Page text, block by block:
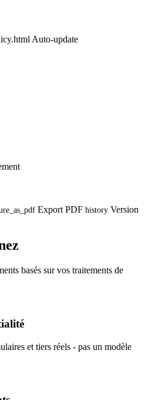
Auto-update
Export PDF history Version
basés sur vos traitements de
et tiers réels - pas un modèle